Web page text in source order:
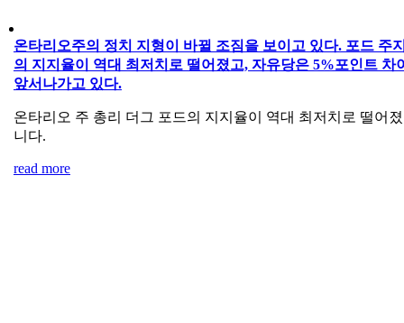
온타리오주의 정치 지형이 바뀔 조짐을 보이고 있다. 포드 주
의 지지율이 역대 최저치로 떨어졌고, 자유당은 5%포인트 차
앞서나가고 있다.
온타리오 주 총리 더그 포드의 지지율이 역대 최저치로 떨어
니다.
read more